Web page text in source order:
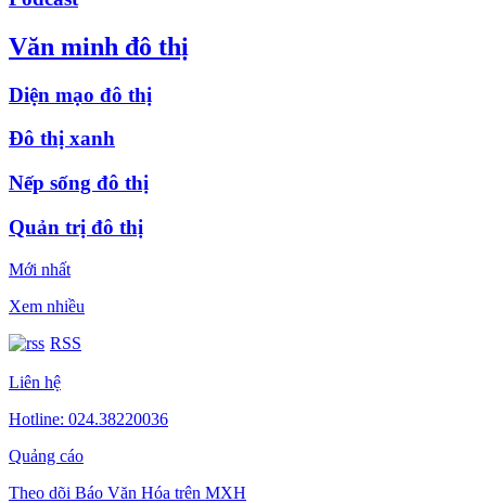
Văn minh đô thị
Diện mạo đô thị
Đô thị xanh
Nếp sống đô thị
Quản trị đô thị
Mới nhất
Xem nhiều
RSS
Liên hệ
Hotline: 024.38220036
Quảng cáo
Theo dõi Báo Văn Hóa trên MXH